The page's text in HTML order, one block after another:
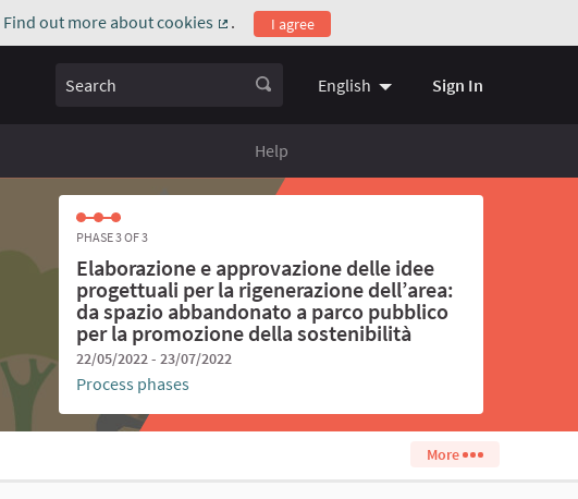
Find out more about cookies
(External link)
. I agree
Search English Choose language
Sign In
Help
PHASE 3 OF 3
Elaborazione e approvazione delle idee
progettuali per la rigenerazione dell’area:
da spazio abbandonato a parco pubblico
per la promozione della sostenibilità
22/05/2022 - 23/07/2022
Process phases
More